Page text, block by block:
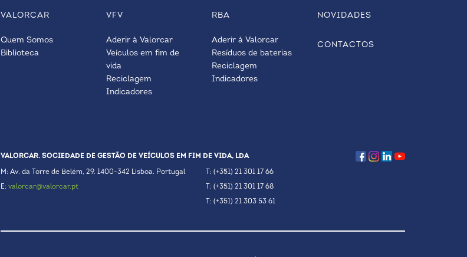
VALORCAR
Quem Somos
Biblioteca
VFV
Aderir à Valorcar
Veículos em fim de
vida
Reciclagem
Indicadores
RBA
Aderir à Valorcar
Resíduos de baterias
Reciclagem
Indicadores
NOVIDADES
CONTACTOS
VALORCAR. SOCIEDADE DE GESTÃO DE VEÍCULOS EM FIM DE VIDA, LDA
M: Av. da Torre de Belém, 29. 1400-342 Lisboa. Portugal
E: valorcar@valorcar.pt
T: (+351) 21 301 17 66
T: (+351) 21 301 17 68
T: (+351) 21 303 53 61